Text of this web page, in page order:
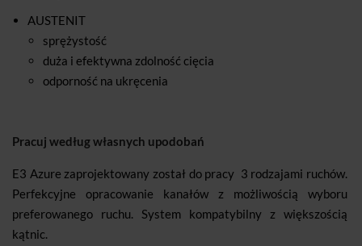
AUSTENIT
sprężystość
duża i efektywna zdolność cięcia
odporność na ukręcenia
Pracuj według własnych upodobań
E3 Azure zaprojektowany został do pracy 3 rodzajami ruchów.
Perfekcyjne opracowanie kanałów z możliwością wyboru
preferowanego ruchu. System kompatybilny z większością
kątnic.